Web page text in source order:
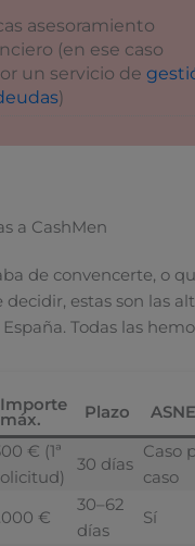
asesoramiento
(en ese caso
un servicio de
)
a CashMen
de convencerte, o
estas son las
Todas las
Importe
máx. Plazo
€ (1ª
30 días
Caso
caso
€
30–62
días
Sí